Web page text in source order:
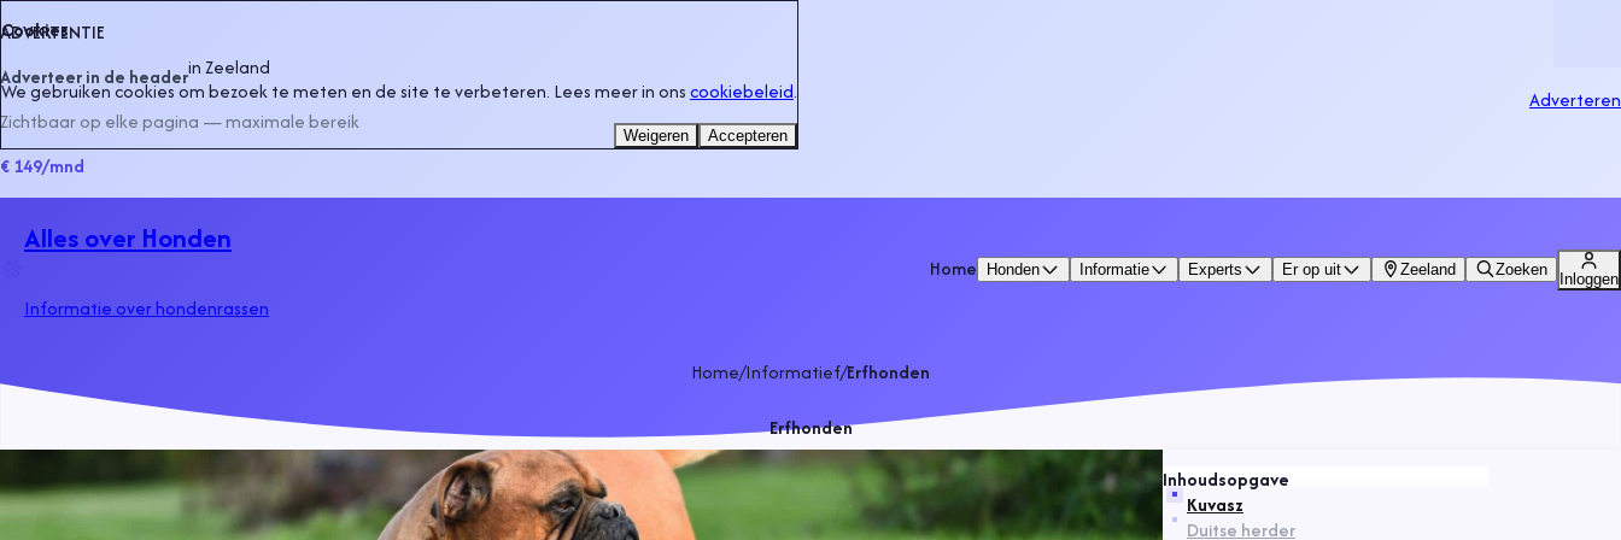
ADVERTENTIE
Adverteer in de headerinZeeland
Zichtbaar op elke pagina — maximale bereik
€ 149/mnd
Adverteren
Alles over Honden
Informatie over hondenrassen
Home Honden Informatie Experts Er op uit Zeeland Zoeken
Inloggen
Home/Informatief/Erfhonden
Erfhonden
Inhoudsopgave
Kuvasz
Duitse herder
Cookies
We gebruiken cookies om bezoek te meten en de site te verbeteren. Lees meer in onscookiebeleid.
Weigeren Accepteren